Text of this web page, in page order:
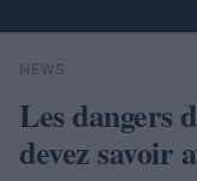
Rechercher
NEWS
Les dangers
devez savoir